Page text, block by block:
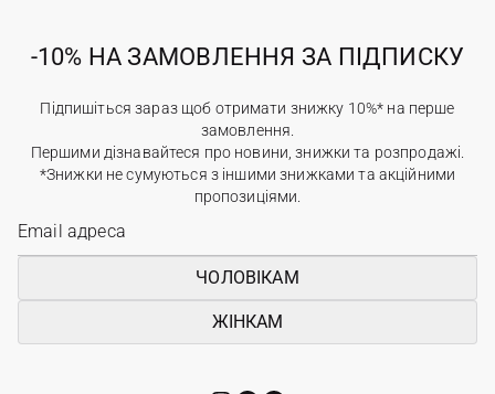
-10% НА ЗАМОВЛЕННЯ ЗА ПІДПИСКУ
Підпишіться зараз щоб отримати знижку 10%* на перше
замовлення.
Першими дізнавайтеся про новини, знижки та розпродажі.
*Знижки не сумуються з іншими знижками та акційними
пропозиціями.
ЧОЛОВІКАМ
ЖІНКАМ